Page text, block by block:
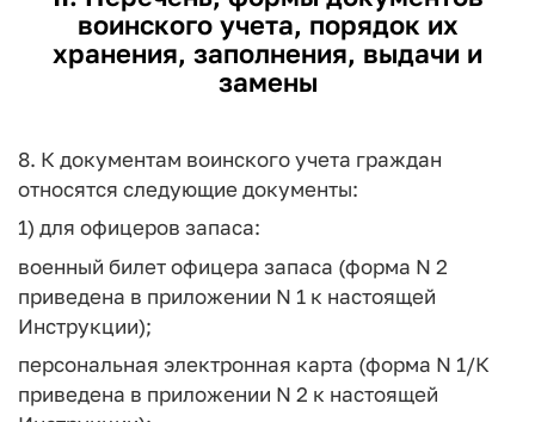
воинского учета, порядок их
хранения, заполнения, выдачи и
замены
8. К документам воинского учета граждан
относятся следующие документы:
1) для офицеров запаса:
военный билет офицера запаса (форма N 2
приведена в приложении N 1 к настоящей
Инструкции);
персональная электронная карта (форма N 1/К
приведена в приложении N 2 к настоящей